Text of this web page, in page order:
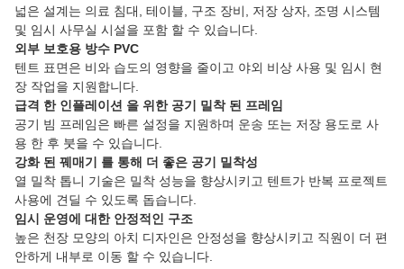
넓은 설계는 의료 침대, 테이블, 구조 장비, 저장 상자, 조명 시스템
및 임시 사무실 시설을 포함 할 수 있습니다.
외부 보호용 방수 PVC
텐트 표면은 비와 습도의 영향을 줄이고 야외 비상 사용 및 임시 현
장 작업을 지원합니다.
급격 한 인플레이션 을 위한 공기 밀착 된 프레임
공기 빔 프레임은 빠른 설정을 지원하며 운송 또는 저장 용도로 사
용 한 후 붓을 수 있습니다.
강화 된 꿰매기 를 통해 더 좋은 공기 밀착성
열 밀착 톱니 기술은 밀착 성능을 향상시키고 텐트가 반복 프로젝트
사용에 견딜 수 있도록 돕습니다.
임시 운영에 대한 안정적인 구조
높은 천장 모양의 아치 디자인은 안정성을 향상시키고 직원이 더 편
안하게 내부로 이동 할 수 있습니다.